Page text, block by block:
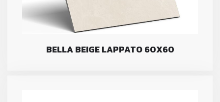
BELLA BEIGE LAPPATO 60X60